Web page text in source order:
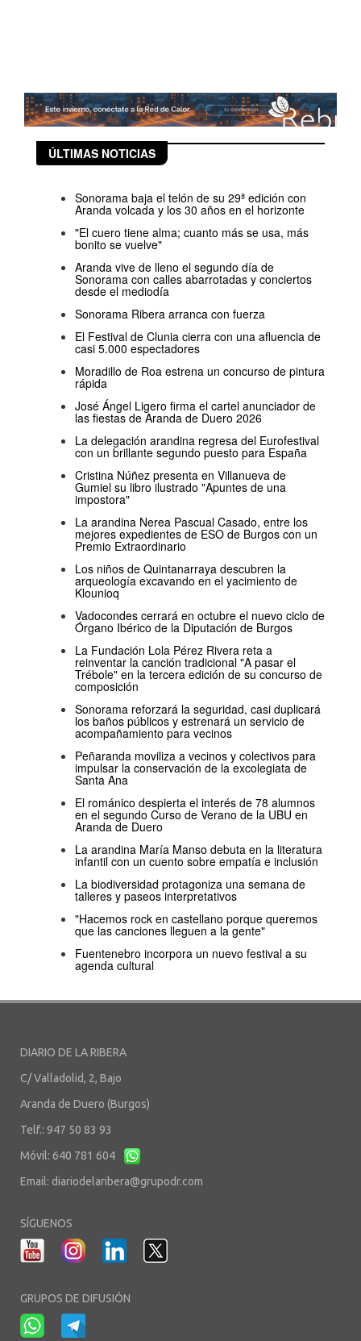
ÚLTIMAS NOTICIAS
Sonorama baja el telón de su 29ª edición con
Aranda volcada y los 30 años en el horizonte
"El cuero tiene alma; cuanto más se usa, más
bonito se vuelve"
Aranda vive de lleno el segundo día de
Sonorama con calles abarrotadas y conciertos
desde el mediodía
Sonorama Ribera arranca con fuerza
El Festival de Clunia cierra con una afluencia de
casi 5.000 espectadores
Moradillo de Roa estrena un concurso de pintura
rápida
José Ángel Ligero firma el cartel anunciador de
las fiestas de Aranda de Duero 2026
La delegación arandina regresa del Eurofestival
con un brillante segundo puesto para España
Cristina Núñez presenta en Villanueva de
Gumiel su libro ilustrado "Apuntes de una
impostora"
La arandina Nerea Pascual Casado, entre los
mejores expedientes de ESO de Burgos con un
Premio Extraordinario
Los niños de Quintanarraya descubren la
arqueología excavando en el yacimiento de
Klounioq
Vadocondes cerrará en octubre el nuevo ciclo de
Órgano Ibérico de la Diputación de Burgos
La Fundación Lola Pérez Rivera reta a
reinventar la canción tradicional "A pasar el
Trébole" en la tercera edición de su concurso de
composición
Sonorama reforzará la seguridad, casi duplicará
los baños públicos y estrenará un servicio de
acompañamiento para vecinos
Peñaranda moviliza a vecinos y colectivos para
impulsar la conservación de la excolegiata de
Santa Ana
El románico despierta el interés de 78 alumnos
en el segundo Curso de Verano de la UBU en
Aranda de Duero
La arandina María Manso debuta en la literatura
infantil con un cuento sobre empatía e inclusión
La biodiversidad protagoniza una semana de
talleres y paseos interpretativos
"Hacemos rock en castellano porque queremos
que las canciones lleguen a la gente"
Fuentenebro incorpora un nuevo festival a su
agenda cultural
DIARIO DE LA RIBERA
C/ Valladolid, 2, Bajo
Aranda de Duero (Burgos)
Telf.: 947 50 83 93
Móvil: 640 781 604
Email: diariodelaribera@grupodr.com
SÍGUENOS
GRUPOS DE DIFUSIÓN